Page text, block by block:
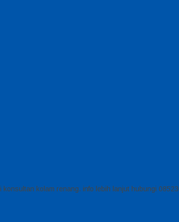
kolam renang. info lebih lanjut hubungi